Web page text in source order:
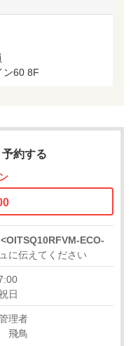
ン60 8F
約する
<OITSQ10RFVM-ECO-
に伝えてください
日
理者
飛鳥